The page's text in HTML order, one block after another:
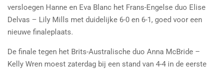
versloegen Hanne en Eva Blanc het Frans-Engelse duo Elise
Delvas – Lily Mills met duidelijke 6-0 en 6-1, goed voor een
nieuwe finaleplaats.
De finale tegen het Brits-Australische duo Anna McBride –
Kelly Wren moest zaterdag bij een stand van 4-4 in de eerste